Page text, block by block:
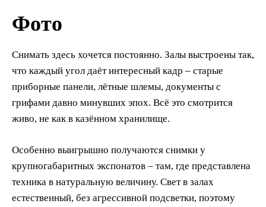
Фото
Снимать здесь хочется постоянно. Залы выстроены так,
что каждый угол даёт интересный кадр – старые
приборные панели, лётные шлемы, документы с
грифами давно минувших эпох. Всё это смотрится
живо, не как в казённом хранилище.
Особенно выигрышно получаются снимки у
крупногабаритных экспонатов – там, где представлена
техника в натуральную величину. Свет в залах
естественный, без агрессивной подсветки, поэтому